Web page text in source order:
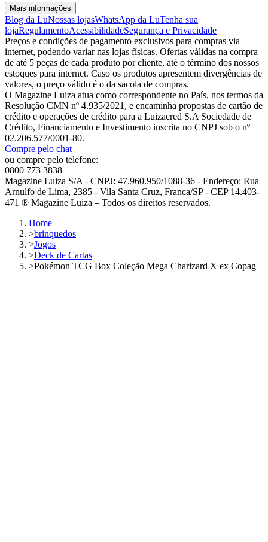
Mais informações
Blog da LuNossas lojasWhatsApp da LuTenha sua
lojaRegulamentoAcessibilidadeSegurança e Privacidade
Preços e condições de pagamento exclusivos para compras via
internet, podendo variar nas lojas físicas. Ofertas válidas na compra
de até 5 peças de cada produto por cliente, até o término dos nossos
estoques para internet. Caso os produtos apresentem divergências de
valores, o preço válido é o da sacola de compras.
O Magazine Luiza atua como correspondente no País, nos termos da
Resolução CMN nº 4.935/2021, e encaminha propostas de cartão de
crédito e operações de crédito para a Luizacred S.A Sociedade de
Crédito, Financiamento e Investimento inscrita no CNPJ sob o nº
02.206.577/0001-80.
Compre pelo chat
ou compre pelo telefone:
0800 773 3838
Magazine Luiza S/A - CNPJ: 47.960.950/1088-36 - Endereço: Rua
Arnulfo de Lima, 2385 - Vila Santa Cruz, Franca/SP - CEP 14.403-
471 ® Magazine Luiza – Todos os direitos reservados.
Home
>brinquedos
>Jogos
>Deck de Cartas
>Pokémon TCG Box Coleção Mega Charizard X ex Copag